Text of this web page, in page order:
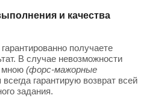
и качества
получаете
В случае невозможности
мною (форс-мажорные
всегда гарантирую возврат всей
задания.